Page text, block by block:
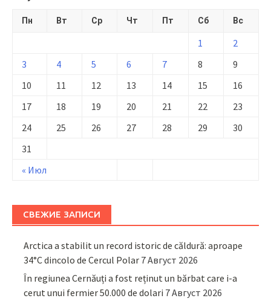
Пн Вт Ср Чт Пт Сб Вс
« Июл
1
2
3
4 5 6 7 8
9
10
11 12 13 14 15
16
17
18 19 20 21 22
23
24
25 26 27 28 29
30
31
СВЕЖИЕ ЗАПИСИ
Arctica a stabilit un record istoric de căldură: aproape
34°C dincolo de Cercul Polar 7 Август 2026
În regiunea Cernăuți a fost reținut un bărbat care i-a
cerut unui fermier 50.000 de dolari 7 Август 2026